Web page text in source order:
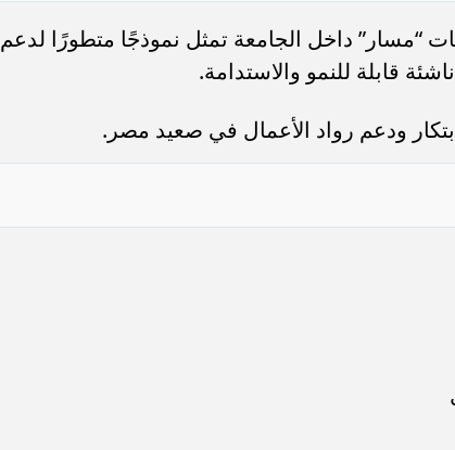
“مسار” داخل الجامعة تمثل نموذجًا متطورًا لدعم
قابلة للنمو والاستدامة.
ودعم رواد الأعمال في صعيد مصر.